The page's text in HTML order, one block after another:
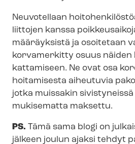
Neuvotellaan
liittojen kanssa
määräyksistä ja osoitetaan
korvamerkitty osuus näiden
kattamiseen. Ne ovat osa
hoitamisesta aiheutuvia
jotka muissakin sivistyneissä
mukisematta maksettu.
PS. Tämä sama blogi on
jälkeen joulun ajaksi tehdyt